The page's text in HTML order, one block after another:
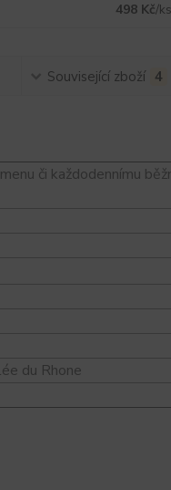
498 Kč/ks
Související zboží 4
či každodennímu
du Rhone